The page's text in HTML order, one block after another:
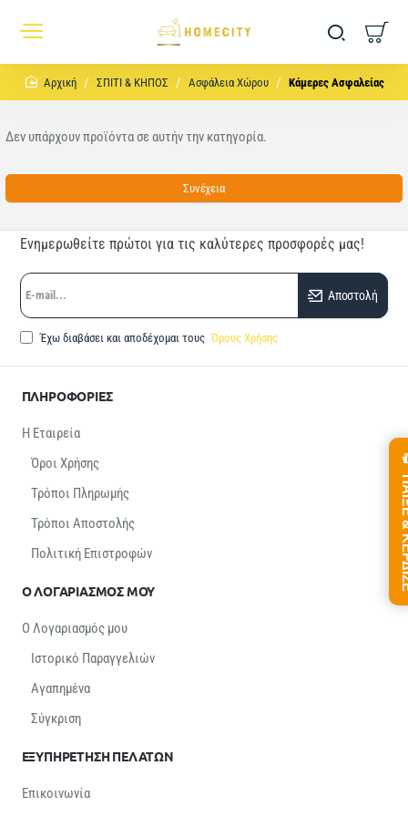
homeΣΠΙΤΙ & ΚΗΠΟΣ Ασφάλεια Χώρου Κάμερες Ασφαλείας
Δεν υπάρχουν προϊόντα σε αυτήν την κατηγορία.
Συνέχεια
Ενημερωθείτε πρώτοι για τις καλύτερες προσφορές μας!
E-
mail...
Αποστολή
Έχω διαβάσει και αποδέχομαι τους Όρους Χρήσης
ΠΛΗΡΟΦΟΡΙΕΣ
Η Εταιρεία
Όροι Χρήσης
Τρόποι Πληρωμής
Τρόποι Αποστολής
Πολιτική Επιστροφών
Ο ΛΟΓΑΡΙΑΣΜΟΣ ΜΟΥ
Ο Λογαριασμός μου
Ιστορικό Παραγγελιών
Αγαπημένα
Σύγκριση
ΕΞΥΠΗΡΕΤΗΣΗ ΠΕΛΑΤΩΝ
Επικοινωνία